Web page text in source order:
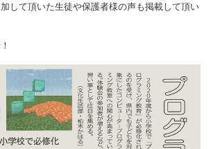
して頂いた生徒や保護者様の声も掲載して頂い